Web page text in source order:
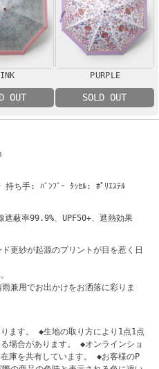
OUT
PURPLE
SOLD OUT
持ち手: ﾊﾞﾝﾌﾞｰ ﾀｯｾﾙ: ﾎﾟﾘｴｽﾃﾙ
蔽率99.9%、UPF50+、遮熱効果
更紗が起源のプリントが目を惹く日
兼用でお出かけをお洒落に彩りま
ます。 ◆生地の取り方により1点1点
場合があります。 ◆オンラインショ
庫を共有しています。 ◆お客様のP